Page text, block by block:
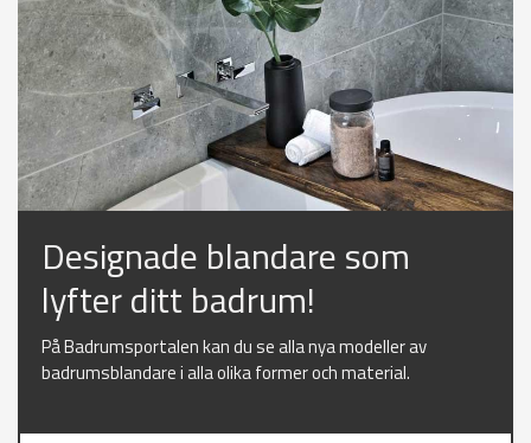
Designade blandare som
lyfter ditt badrum!
På Badrumsportalen kan du se alla nya modeller av
badrumsblandare i alla olika former och material.